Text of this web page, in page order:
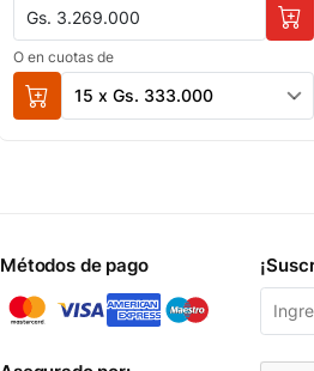
Gs. 3.269.000
O en cuotas de
15 x Gs. 333.000
Métodos de pago